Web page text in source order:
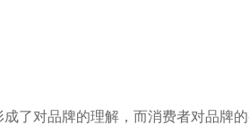
了对品牌的理解，而消费者对品牌